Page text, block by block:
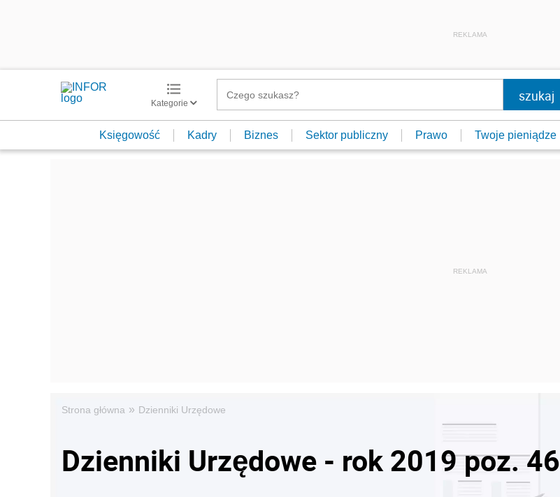
REKLAMA
Kategorie
Księgowość Kadry Biznes Sektor publiczny Prawo Twoje pieniądze
Strona główna » Dzienniki Urzędowe
Dzienniki Urzędowe - rok 2019 poz. 46